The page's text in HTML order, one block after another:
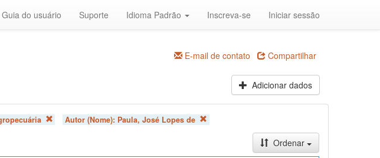
Guia do usuário Suporte Idioma Padrão Inscreva-se Iniciar sessão
E-mail de contato Compartilhar
Adicionar dados
Autor (Nome): Paula, José Lopes de
Ordenar